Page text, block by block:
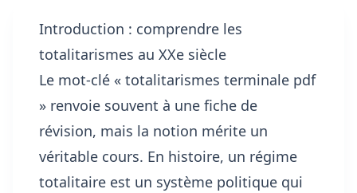
Introduction : comprendre les
totalitarismes au XXe siècle
Le mot-clé « totalitarismes terminale pdf
» renvoie souvent à une fiche de
révision, mais la notion mérite un
véritable cours. En histoire, un régime
totalitaire est un système politique qui